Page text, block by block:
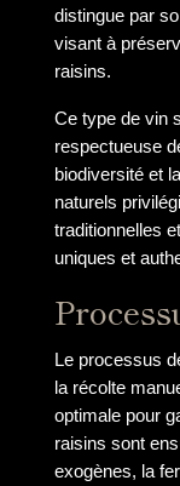
distingue par
visant à
raisins.
Ce type de vin
respectueuse
biodiversité et
naturels
traditionnelles
uniques et
Le processus
la récolte
optimale pour
raisins sont
exogènes, la